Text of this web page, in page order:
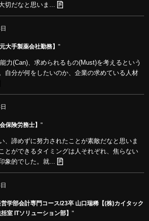
切だなと思いま...
手製薬会社勤務】 "
力(Can)、求められるもの(Must)を考えるという
自分が何をしたいのか、企業の求めている人材
険労務士】 "
、諦めずに努力されたことが素敵だなと思いま
とができるタイミングは人それぞれ、焦らない
象的でした。就...
学部会計専門コース/23卒 山口瑞稀【(株)カイタック
室 ITソリューション部】 "